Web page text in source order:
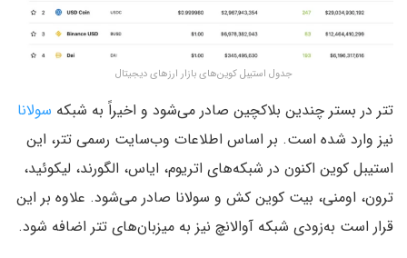
جدول استیبل کوین‌های بازار ارزهای دیجیتال
تتر در بستر چندین بلاکچین صادر می‌شود و اخیراً به شبکه سولانا
نیز وارد شده است. بر اساس اطلاعات وب‌سایت رسمی تتر، این
استیبل کوین اکنون در شبکه‌های اتریوم، ایاس، الگورند، لیکوئید،
ترون، اومنی، بیت کوین کش و سولانا صادر می‌شود. علاوه بر این
قرار است به‌زودی شبکه آوالانچ نیز به میزبان‌های تتر اضافه شود.